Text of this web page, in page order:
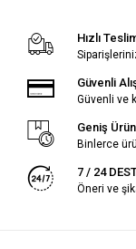
Hızlı
Güvenli
Güvenli ve
Geniş
Binlerce
7 / 24
Öneri ve